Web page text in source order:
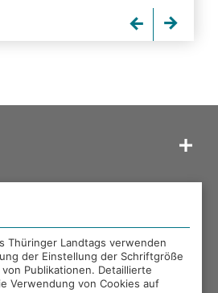
LANDTAGS
Thüringer Landtags verwenden
der Einstellung der Schriftgröße
Publikationen. Detaillierte
Verwendung von Cookies auf